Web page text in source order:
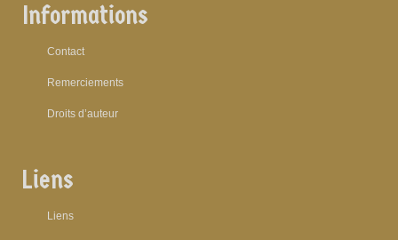
Informations
Contact
Remerciements
Droits d’auteur
Liens
Liens